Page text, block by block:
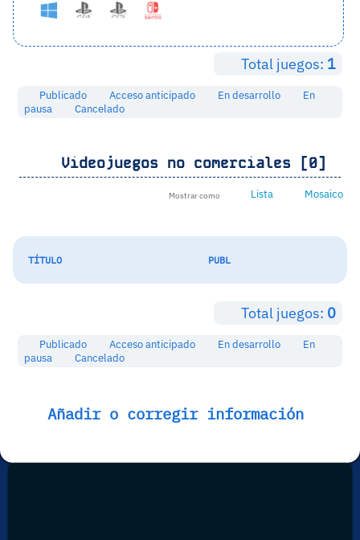
Total juegos: 1
Publicado Acceso anticipado En desarrollo
En
pausa
Cancelado
Videojuegos no comerciales [0]
Mostrar como Lista Mosaico
TÍTULO PUBL
Total juegos: 0
Publicado Acceso anticipado En desarrollo
En
pausa
Cancelado
Añadir o corregir información